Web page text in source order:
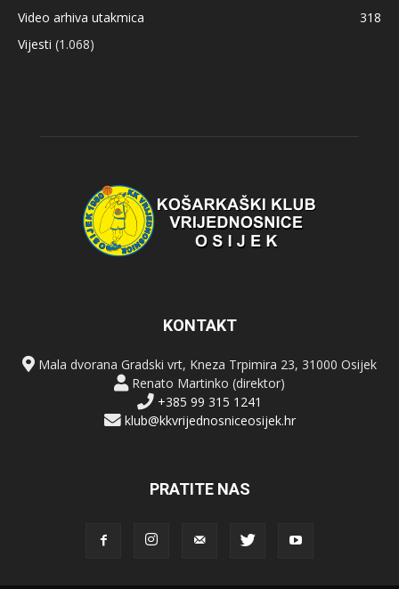
Video arhiva utakmica
318
Vijesti (1.068)
KONTAKT
Mala dvorana Gradski vrt, Kneza Trpimira 23, 31000 Osijek
Renato Martinko (direktor)
+385 99 315 1241
klub@kkvrijednosniceosijek.hr
PRATITE NAS